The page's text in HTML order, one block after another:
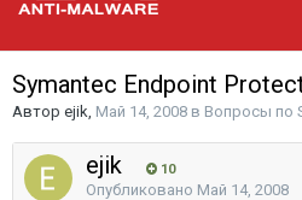
Symantec Endpoint
Автор ejik, Май 14, 2008 в Вопросы по
ejik 10
Опубликовано Май 14, 2008